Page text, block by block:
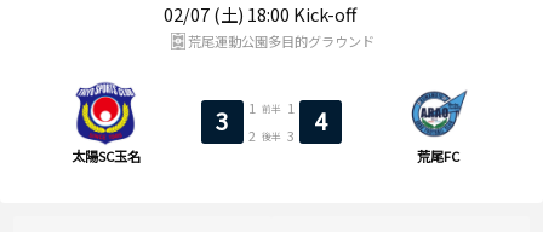
02/07 (土) 18:00 Kick-off
太陽SC玉名
3 1 前半
1
2 後半 3 4
荒尾FC
荒尾運動公園多目的グラウンド